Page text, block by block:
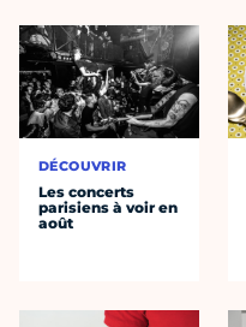
DÉCOUVRIR
Les concerts
parisiens à voir en
août